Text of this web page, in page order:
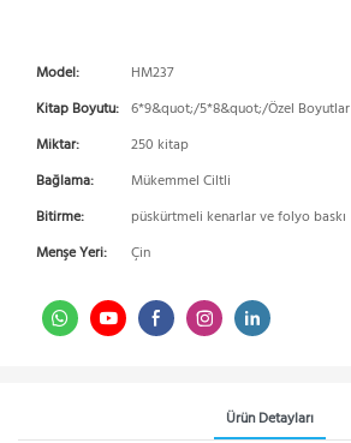
Model:
HM237
Kitap Boyutu: 6*9&quot;/5*8&quot;/Özel Boyutlar
Miktar:
250 kitap
Bağlama:
Mükemmel Ciltli
Bitirme:
püskürtmeli kenarlar ve folyo baskı
Menşe Yeri:
Çin
Ürün Detayları